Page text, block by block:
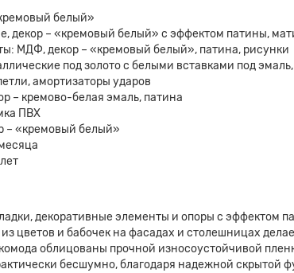
белый»
– «кремовый белый» с эффектом патины,
МДФ, декор – «кремовый белый», патина, рисунки
под золото с белыми вставками под
амортизаторы ударов
– кремово-белая эмаль, патина
ПВХ
– «кремовый белый»
декоративные элементы и опоры с эффектом
цветов и бабочек на фасадах и столешницах
облицованы прочной износоустойчивой
бесшумно, благодаря надежной скрытой